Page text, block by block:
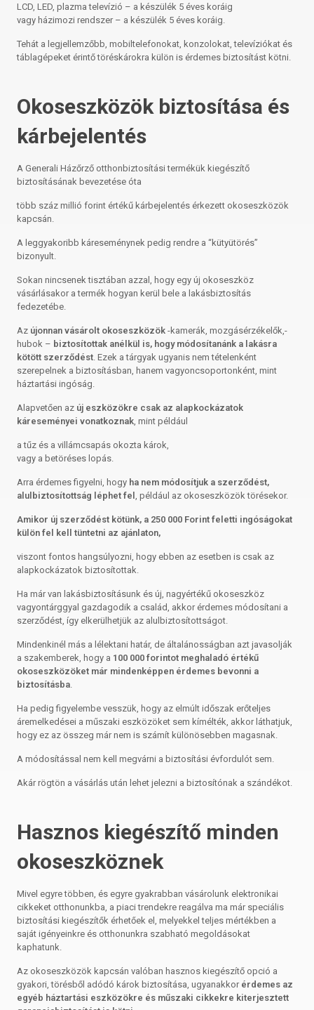
LCD, LED, plazma televízió – a készülék 5 éves koráig
vagy házimozi rendszer – a készülék 5 éves koráig.
Tehát a legjellemzőbb, mobiltelefonokat, konzolokat, televíziókat és
táblagépeket érintő töréskárokra külön is érdemes biztosítást kötni.
Okoseszközök biztosítása és
kárbejelentés
A Generali Házőrző otthonbiztosítási termékük kiegészítő
biztosításának bevezetése óta
több száz millió forint értékű kárbejelentés érkezett okoseszközök
kapcsán.
A leggyakoribb káreseménynek pedig rendre a “kütyütörés”
bizonyult.
Sokan nincsenek tisztában azzal, hogy egy új okoseszköz
vásárlásakor a termék hogyan kerül bele a lakásbiztosítás
fedezetébe.
Az újonnan vásárolt okoseszközök -kamerák, mozgásérzékelők,-
hubok – biztosítottak anélkül is, hogy módosítanánk a lakásra
kötött szerződést. Ezek a tárgyak ugyanis nem tételenként
szerepelnek a biztosításban, hanem vagyoncsoportonként, mint
háztartási ingóság.
Alapvetően az új eszközökre csak az alapkockázatok
káreseményei vonatkoznak, mint például
a tűz és a villámcsapás okozta károk,
vagy a betöréses lopás.
Arra érdemes figyelni, hogy ha nem módosítjuk a szerződést,
alulbiztosítottság léphet fel, például az okoseszközök törésekor.
Amikor új szerződést kötünk, a 250 000 Forint feletti ingóságokat
külön fel kell tüntetni az ajánlaton,
viszont fontos hangsúlyozni, hogy ebben az esetben is csak az
alapkockázatok biztosítottak.
Ha már van lakásbiztosításunk és új, nagyértékű okoseszköz
vagyontárggyal gazdagodik a család, akkor érdemes módosítani a
szerződést, így elkerülhetjük az alulbiztosítottságot.
Mindenkinél más a lélektani határ, de általánosságban azt javasolják
a szakemberek, hogy a 100 000 forintot meghaladó értékű
okoseszközöket már mindenképpen érdemes bevonni a
biztosításba.
Ha pedig figyelembe vesszük, hogy az elmúlt időszak erőteljes
áremelkedései a műszaki eszközöket sem kímélték, akkor láthatjuk,
hogy ez az összeg már nem is számít különösebben magasnak.
A módosítással nem kell megvárni a biztosítási évfordulót sem.
Akár rögtön a vásárlás után lehet jelezni a biztosítónak a szándékot.
Hasznos kiegészítő minden
okoseszköznek
Mivel egyre többen, és egyre gyakrabban vásárolunk elektronikai
cikkeket otthonunkba, a piaci trendekre reagálva ma már speciális
biztosítási kiegészítők érhetőek el, melyekkel teljes mértékben a
saját igényeinkre és otthonunkra szabható megoldásokat
kaphatunk.
Az okoseszközök kapcsán valóban hasznos kiegészítő opció a
gyakori, törésből adódó károk biztosítása, ugyanakkor érdemes az
egyéb háztartási eszközökre és műszaki cikkekre kiterjesztett